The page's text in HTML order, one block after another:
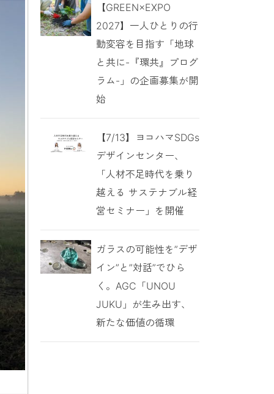
【GREEN×EXPO
2027】一人ひとりの行
動変容を目指す「地球
と共に-『環共』プログ
ラム-」の企画募集が開
始
【7/13】ヨコハマSDGs
デザインセンター、
「人材不足時代を乗り
越える サステナブル経
営セミナー」を開催
ガラスの可能性を”デザ
イン”と”対話”でひら
く。AGC「UNOU
JUKU」が生み出す、
新たな価値の循環